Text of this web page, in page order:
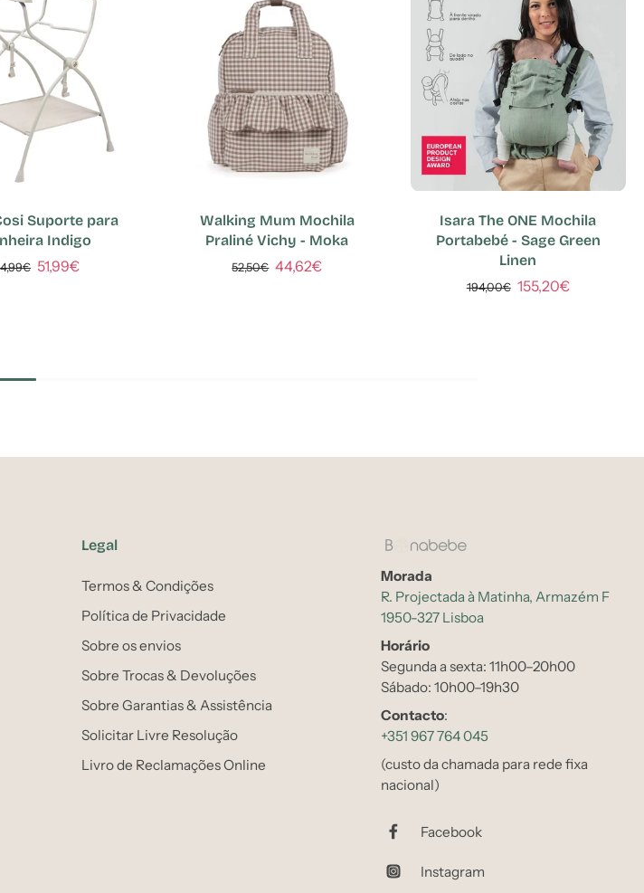
Suporte para
Indigo
51,99€
Walking Mum Mochila
Praliné Vichy - Moka
52,50€ 44,62€
Isara The ONE Mochila
Portabebé - Sage Green
Linen
194,00€ 155,20€
Legal
Termos & Condições
Política de Privacidade
Sobre os envios
Sobre Trocas & Devoluções
Sobre Garantias & Assistência
Solicitar Livre Resolução
Livro de Reclamações Online
Morada
R. Projectada à Matinha, Armazém F
1950-327 Lisboa
Horário
Segunda a sexta: 11h00–20h00
Sábado: 10h00–19h30
Contacto:
+351 967 764 045
(custo da chamada para rede fixa
nacional)
Facebook
Instagram